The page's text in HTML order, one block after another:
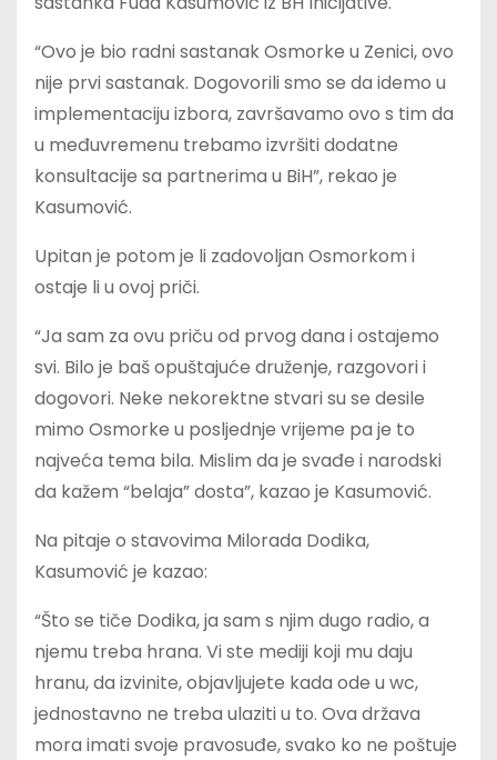
“Ovo je bio radni sastanak Osmorke u Zenici, ovo
nije prvi sastanak. Dogovorili smo se da idemo u
implementaciju izbora, završavamo ovo s tim da
u međuvremenu trebamo izvršiti dodatne
konsultacije sa partnerima u BiH”, rekao je
Kasumović.
Upitan je potom je li zadovoljan Osmorkom i
ostaje li u ovoj priči.
“Ja sam za ovu priču od prvog dana i ostajemo
svi. Bilo je baš opuštajuće druženje, razgovori i
dogovori. Neke nekorektne stvari su se desile
mimo Osmorke u posljednje vrijeme pa je to
najveća tema bila. Mislim da je svađe i narodski
da kažem “belaja” dosta”, kazao je Kasumović.
Na pitaje o stavovima Milorada Dodika,
Kasumović je kazao:
“Što se tiče Dodika, ja sam s njim dugo radio, a
njemu treba hrana. Vi ste mediji koji mu daju
hranu, da izvinite, objavljujete kada ode u wc,
jednostavno ne treba ulaziti u to. Ova država
mora imati svoje pravosuđe, svako ko ne poštuje